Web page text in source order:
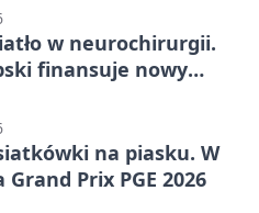
w neurochirurgii.
finansuje nowy
na piasku. W
Prix PGE 2026